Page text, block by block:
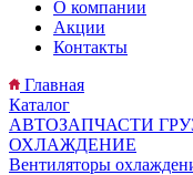
О компании
Акции
Контакты
Главная
Каталог
АВТОЗАПЧАСТИ
ОХЛАЖДЕНИЕ
Вентиляторы